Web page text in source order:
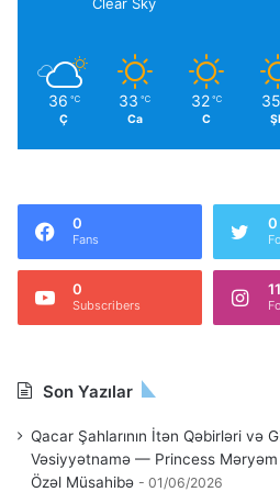
36 ℃
Ç
33 ℃
Ca
32 ℃
C
35
0
Fans
0
0
Subscribers
Son Yazılar
Qacar Şahlarının İtən Qəbirləri və
Vəsiyyətnamə — Princess Məryəm
Özəl Müsahibə
01/06/2026